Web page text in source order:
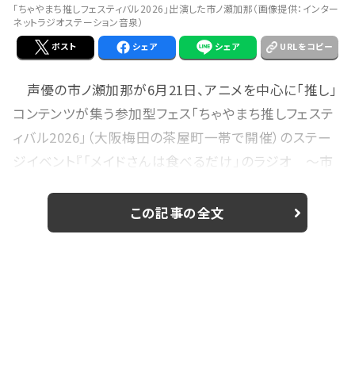
「ちゃやまち推しフェスティバル2026」出演した市ノ瀬加那（画像提供：インター
ネットラジオステーション音泉）
ポスト シェア シェア URLをコピー
声優の市ノ瀬加那が6月21日、アニメを中心に「推し」
コンテンツが集う参加型フェス「ちゃやまち推しフェステ
ィバル2026」（大阪梅田の茶屋町一帯で開催）のステー
ジイベント『「メイドさんは食べるだけ」のラジオ ～市
マンガ作品「メイドさんは食べるだけ」は、主人公の橘ス
ズメが日本でメイド修行をすることになり、日本の食べ
この記事の全文